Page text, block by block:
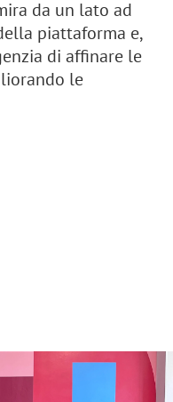
da un lato ad
piattaforma e,
di affinare le
le